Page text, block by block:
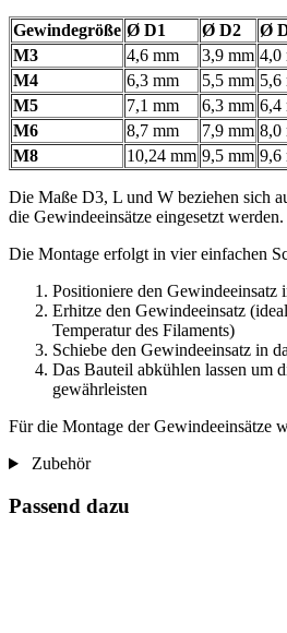
Gewindegröße Ø D1 Ø D2 Ø
M3
4,6 mm 3,9 mm 4,0
M4
6,3 mm 5,5 mm 5,6
M5
7,1 mm 6,3 mm 6,4
M6
8,7 mm 7,9 mm 8,0
M8
10,24 mm 9,5 mm 9,6
Die Maße D3, L und W beziehen sich
die Gewindeeinsätze eingesetzt werden.
Die Montage erfolgt in vier einfachen
Positioniere den Gewindeeinsatz
Erhitze den Gewindeeinsatz
Temperatur des Filaments)
Schiebe den Gewindeeinsatz in
Das Bauteil abkühlen lassen um
gewährleisten
Für die Montage der Gewindeeinsätze
Zubehör
Passend dazu